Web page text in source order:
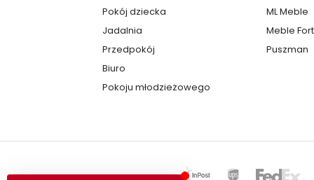
Pokój dziecka
Jadalnia
Przedpokój
Biuro
Pokoju młodzieżowego
ML Meble
Meble
Puszman